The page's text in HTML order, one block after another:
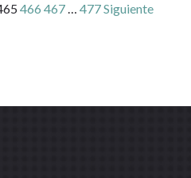
466 467… 477Siguiente